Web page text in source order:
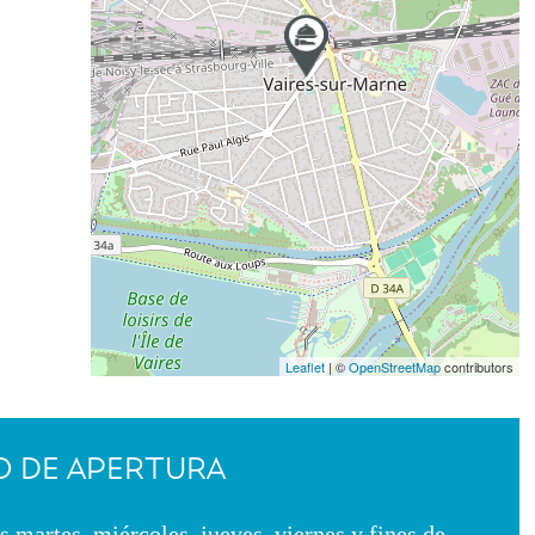
Leaflet | ©OpenStreetMapcontributors
DE APERTURA